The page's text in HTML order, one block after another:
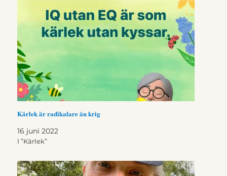
Kärlek är radikalare än krig
16 juni 2022
I ”Kärlek”